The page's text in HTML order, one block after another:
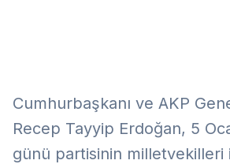
Cumhurbaşkanı ve AKP
Recep Tayyip Erdoğan, 5
günü partisinin milletvekilleri